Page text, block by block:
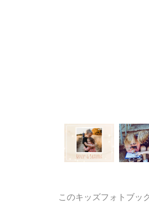
このキッズフォトブッ